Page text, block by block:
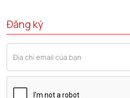
Đăng ký